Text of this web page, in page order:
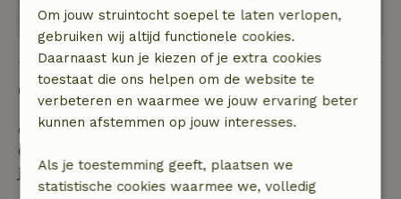
Goed om te weten
Gratis annuleren binnen 24 uur
Gratis annuleren binnen 24 uur na bevestiging van
je boeking.
Om jouw struintocht soepel te laten verlopen,
gebruiken wij altijd functionele cookies.
Daarnaast kun je kiezen of je extra cookies
toestaat die ons helpen om de website te
verbeteren en waarmee we jouw ervaring beter
kunnen afstemmen op jouw interesses.
Als je toestemming geeft, plaatsen we
statistische cookies waarmee we, volledig